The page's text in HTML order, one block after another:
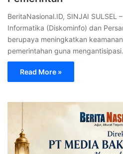
BeritaNasional.ID, SINJAI SULSEL
Informatika (Diskominfo) dan
berupaya meningkatkan
pemerintahan guna
Read More »